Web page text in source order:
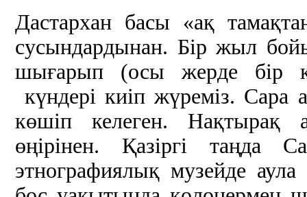
Дастархан басы «ақ
сусындардынан. Бір жыл
шығарып (осы жерде бір
күндері киіп жүреміз.
көшіп келеген. Нақтырақ
өңірінен. Қазіргі
этнографиялық музейде